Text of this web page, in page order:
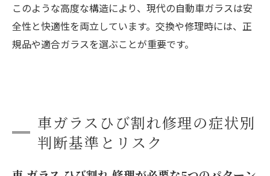
このような高度な構造により、現代の自動車ガラスは安
全性と快適性を両立しています。交換や修理時には、正
規品や適合ガラスを選ぶことが重要です。
車ガラスひび割れ修理の症状別
判断基準とリスク